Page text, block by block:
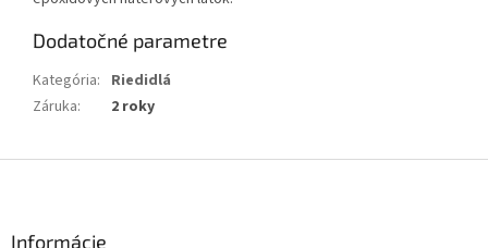
Dodatočné parametre
Kategória: Riedidlá
Záruka: 2 roky
Informácie